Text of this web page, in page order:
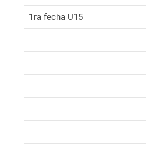
1ra fecha U15